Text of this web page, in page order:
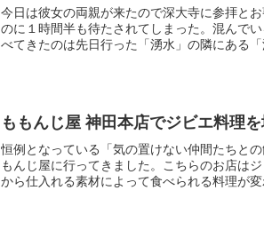
今日は彼女の両親が来たので深大寺に参拝と
のに１時間半も待たされてしまった。混んで
べてきたのは先日行った「湧水」の隣にある
ももんじ屋 神田本店でジビエ料理
恒例となっている「気の置けない仲間たちと
もんじ屋に行ってきました。こちらのお店は
から仕入れる素材によって食べられる料理が